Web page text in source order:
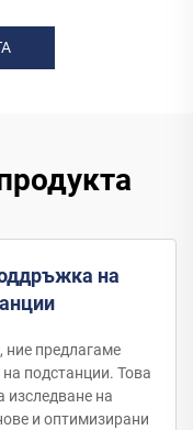
на
ние предлагаме
подстанции. Това
изследване на
и оптимизирани